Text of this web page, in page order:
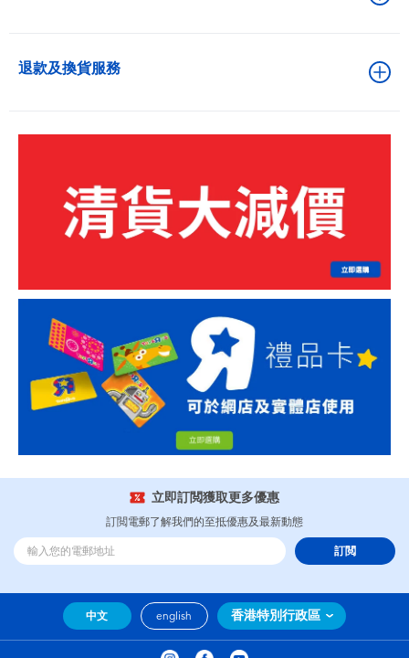
退款及換貨服務
立即訂閲獲取更多優惠
訂閲電郵了解我們的至抵優惠及最新動態
訂閲
中文 english 香港特別行政區